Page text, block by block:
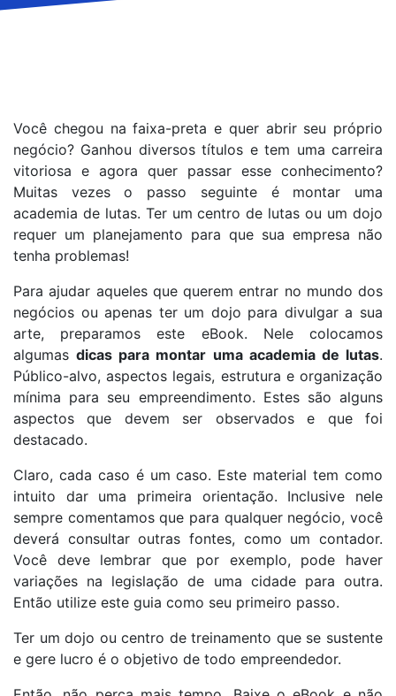
Você chegou na faixa-preta e quer abrir seu próprio
negócio? Ganhou diversos títulos e tem uma carreira
vitoriosa e agora quer passar esse conhecimento?
Muitas vezes o passo seguinte é montar uma
academia de lutas. Ter um centro de lutas ou um dojo
requer um planejamento para que sua empresa não
tenha problemas!
Para ajudar aqueles que querem entrar no mundo dos
negócios ou apenas ter um dojo para divulgar a sua
arte, preparamos este eBook. Nele colocamos
algumasdicas para montar uma academia de lutas.
Público-alvo, aspectos legais, estrutura e organização
mínima para seu empreendimento. Estes são alguns
aspectos que devem ser observados e que foi
destacado.
Claro, cada caso é um caso. Este material tem como
intuito dar uma primeira orientação. Inclusive nele
sempre comentamos que para qualquer negócio, você
deverá consultar outras fontes, como um contador.
Você deve lembrar que por exemplo, pode haver
variações na legislação de uma cidade para outra.
Então utilize este guia como seu primeiro passo.
Ter um dojo ou centro de treinamento que se sustente
e gere lucro é o objetivo de todo empreendedor.